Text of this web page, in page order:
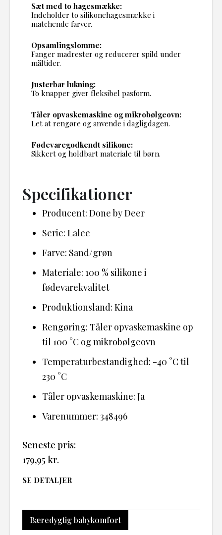
Sæt med to hagesmække:
Indeholder to silikonehagesmække i
matchende farver.
Opsamlingslomme:
Fanger madrester og reducerer spild under
måltider.
Justerbar lukning:
To knapper giver fleksibel pasform.
Tåler opvaskemaskine og mikrobølgeovn:
Let at rengøre og anvende i dagligdagen.
Fødevaregodkendt silikone:
Sikkert og holdbart materiale til børn.
Specifikationer
Producent: Done by Deer
Serie: Lalee
Farve: Sand/grøn
Materiale: 100 % silikone i
fødevarekvalitet
Produktionsland: Kina
Rengøring: Tåler opvaskemaskine op
til 100 °C og mikrobølgeovn
Temperaturbestandighed: -40 °C til
230 °C
Tåler opvaskemaskine: Ja
Varenummer: 348496
Seneste pris:
179,95 kr.
SE DETALJER
Bæredygtig babykomfort